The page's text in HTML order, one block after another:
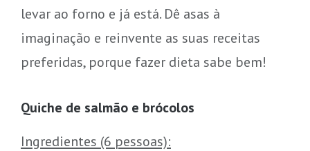
levar ao forno e já está. Dê asas à
imaginação e reinvente as suas receitas
preferidas, porque fazer dieta sabe bem!
Quiche de salmão e brócolos
Ingredientes (6 pessoas):